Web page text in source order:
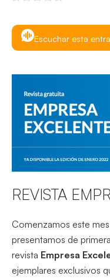
Escuchar esta
REVISTA
Comenzamos este
presentamos de
revista Empresa
ejemplares exclusivos